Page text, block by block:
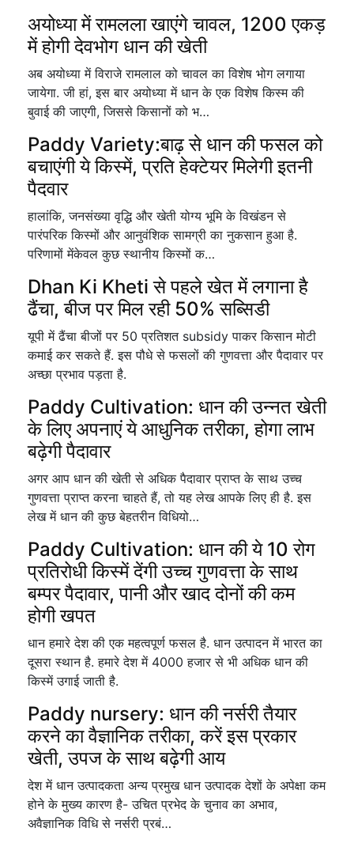
अयोध्या में रामलला खाएंगे चावल, 1200 एकड़
में होगी देवभोग धान की खेती
अब अयोध्या में विराजे रामलाल को चावल का विशेष भोग लगाया
जायेगा. जी हां, इस बार अयोध्या में धान के एक विशेष किस्म की
बुवाई की जाएगी, जिससे किसानों को भ…
Paddy Variety:बाढ़ से धान की फसल को
बचाएंगी ये किस्में, प्रति हेक्टेयर मिलेगी इतनी
पैदवार
हालांकि, जनसंख्या वृद्धि और खेती योग्य भूमि के विखंडन से
पारंपरिक किस्मों और आनुवंशिक सामग्री का नुकसान हुआ है.
परिणामों मेंकेवल कुछ स्थानीय किस्मों क…
Dhan Ki Kheti से पहले खेत में लगाना है
ढैंचा, बीज पर मिल रही 50% सब्सिडी
यूपी में ढैंचा बीजों पर 50 प्रतिशत subsidy पाकर किसान मोटी
कमाई कर सकते हैं. इस पौधे से फसलों की गुणवत्ता और पैदावार पर
अच्छा प्रभाव पड़ता है.
Paddy Cultivation: धान की उन्नत खेती
के लिए अपनाएं ये आधुनिक तरीका, होगा लाभ
बढ़ेगी पैदावार
अगर आप धान की खेती से अधिक पैदावार प्राप्त के साथ उच्च
गुणवत्ता प्राप्त करना चाहते हैं, तो यह लेख आपके लिए ही है. इस
लेख में धान की कुछ बेहतरीन विधियो…
Paddy Cultivation: धान की ये 10 रोग
प्रतिरोधी किस्में देंगी उच्च गुणवत्ता के साथ
बम्पर पैदावार, पानी और खाद दोनों की कम
होगी खपत
धान हमारे देश की एक महत्वपूर्ण फसल है. धान उत्पादन में भारत का
दूसरा स्थान है. हमारे देश में 4000 हजार से भी अधिक धान की
किस्में उगाई जाती है.
Paddy nursery: धान की नर्सरी तैयार
करने का वैज्ञानिक तरीका, करें इस प्रकार
खेती, उपज के साथ बढ़ेगी आय
देश में धान उत्पादकता अन्य प्रमुख धान उत्पादक देशों के अपेक्षा कम
होने के मुख्य कारण है- उचित प्रभेद के चुनाव का अभाव,
अवैज्ञानिक विधि से नर्सरी प्रबं…